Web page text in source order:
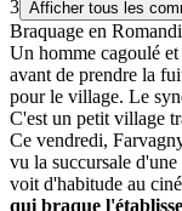
3 Afficher tous les
Braquage en
Un homme cagoulé
avant de prendre la
pour le village. Le
C'est un petit village
Ce vendredi,
vu la succursale
voit d'habitude au
qui braque